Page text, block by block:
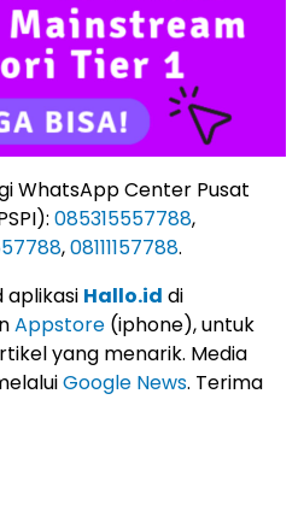
WhatsApp Center Pusat
085315557788,
,08111157788.
aplikasi Hallo.id di
Appstore (iphone), untuk
yang menarik. Media
Google News. Terima